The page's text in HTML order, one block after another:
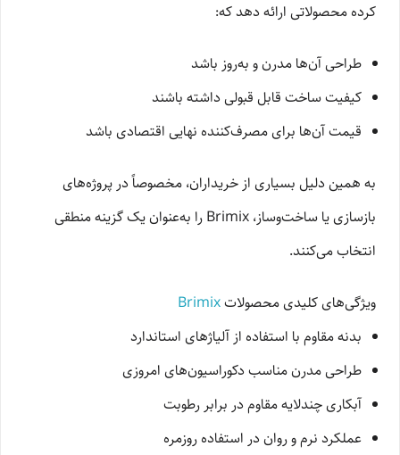
کرده محصولاتی ارائه دهد که:
طراحی آن‌ها مدرن و به‌روز باشد
کیفیت ساخت قابل قبولی داشته باشند
قیمت آن‌ها برای مصرف‌کننده نهایی اقتصادی باشد
به همین دلیل بسیاری از خریداران، مخصوصاً در پروژه‌های
بازسازی یا ساخت‌وساز، Brimix را به‌عنوان یک گزینه منطقی
انتخاب می‌کنند.
ویژگی‌های کلیدی محصولاتBrimix
بدنه مقاوم با استفاده از آلیاژهای استاندارد
طراحی مدرن مناسب دکوراسیون‌های امروزی
آبکاری چندلایه مقاوم در برابر رطوبت
عملکرد نرم و روان در استفاده روزمره